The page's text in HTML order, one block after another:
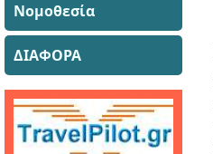
Νομοθεσία
ΔΙΑΦΟΡΑ